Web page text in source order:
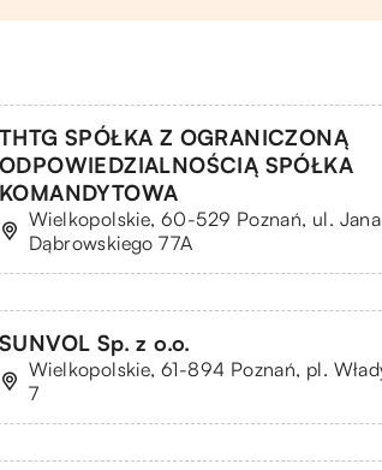
THTG SPÓŁKA Z OGRANICZONĄ
ODPOWIEDZIALNOŚCIĄ SPÓŁKA
KOMANDYTOWA
Wielkopolskie, 60-529 Poznań, ul.
Dąbrowskiego 77A
SUNVOL Sp. z o.o.
Wielkopolskie, 61-894 Poznań, pl.
7